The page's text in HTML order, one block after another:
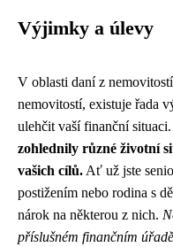
Výjimky a úlevy
V oblasti daní z
nemovitostí, existuje řada
ulehčit vaší finanční situaci.
zohlednily různé životní
vašich cílů. Ať už jste
postižením nebo rodina s
nárok na některou z nich.
příslušném finančním